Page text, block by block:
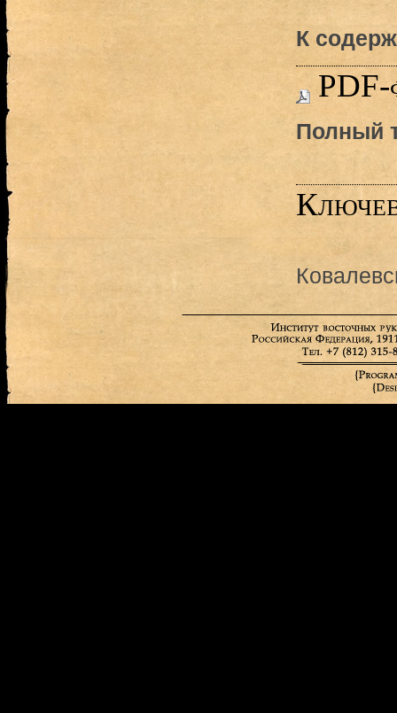
К
PDF-
Полный